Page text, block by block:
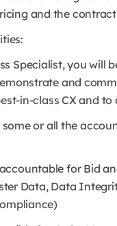
and the
Specialist, you will
and
in-class CX and
or all the
for Bid
Data, Data